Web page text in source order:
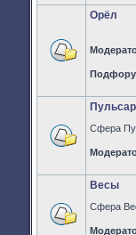
Орёл
Нет
Пульсар
Сфера
Нет
Весы
Сфера